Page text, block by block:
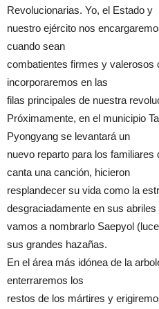
Revolucionarias. Yo, el Estado y
nuestro ejército nos
cuando sean
combatientes firmes y valerosos
incorporaremos en las
filas principales de nuestra
Próximamente, en el municipio
Pyongyang se levantará un
nuevo reparto para los
canta una canción, hicieron
resplandecer su vida como la
desgraciadamente en sus abriles
vamos a nombrarlo Saepyol
sus grandes hazañas.
En el área más idónea de la
enterraremos los
restos de los mártires y